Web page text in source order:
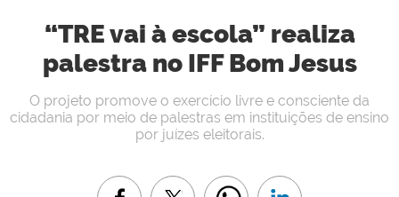
“TRE vai à escola” realiza
palestra no IFF Bom Jesus
O projeto promove o exercício livre e consciente da
cidadania por meio de palestras em instituições de ensino
por juízes eleitorais.